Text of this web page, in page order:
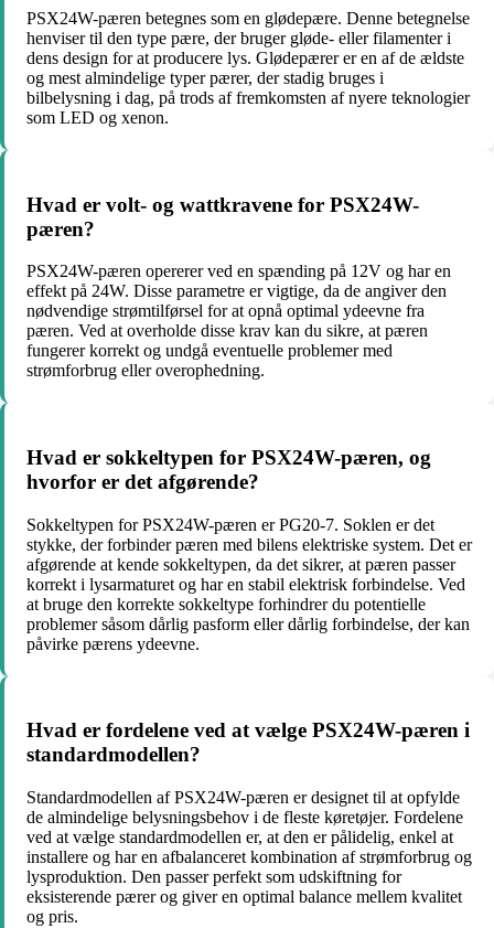
PSX24W-pæren betegnes som en glødepære. Denne betegnelse
henviser til den type pære, der bruger gløde- eller filamenter i
dens design for at producere lys. Glødepærer er en af ​​de ældste
og mest almindelige typer pærer, der stadig bruges i
bilbelysning i dag, på trods af fremkomsten af ​​nyere teknologier
som LED og xenon.
Hvad er volt- og wattkravene for PSX24W-
pæren?
PSX24W-pæren opererer ved en spænding på 12V og har en
effekt på 24W. Disse parametre er vigtige, da de angiver den
nødvendige strømtilførsel for at opnå optimal ydeevne fra
pæren. Ved at overholde disse krav kan du sikre, at pæren
fungerer korrekt og undgå eventuelle problemer med
strømforbrug eller overophedning.
Hvad er sokkeltypen for PSX24W-pæren, og
hvorfor er det afgørende?
Sokkeltypen for PSX24W-pæren er PG20-7. Soklen er det
stykke, der forbinder pæren med bilens elektriske system. Det er
afgørende at kende sokkeltypen, da det sikrer, at pæren passer
korrekt i lysarmaturet og har en stabil elektrisk forbindelse. Ved
at bruge den korrekte sokkeltype forhindrer du potentielle
problemer såsom dårlig pasform eller dårlig forbindelse, der kan
påvirke pærens ydeevne.
Hvad er fordelene ved at vælge PSX24W-pæren i
standardmodellen?
Standardmodellen af PSX24W-pæren er designet til at opfylde
de almindelige belysningsbehov i de fleste køretøjer. Fordelene
ved at vælge standardmodellen er, at den er pålidelig, enkel at
installere og har en afbalanceret kombination af strømforbrug og
lysproduktion. Den passer perfekt som udskiftning for
eksisterende pærer og giver en optimal balance mellem kvalitet
og pris.